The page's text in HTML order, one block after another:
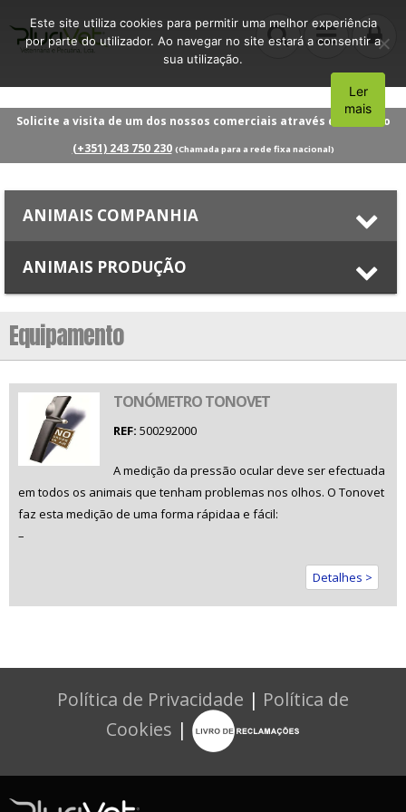
Solicite a visita de um dos nossos comerciais através do número
(+351) 243 750 230 (Chamada para a rede fixa nacional)
ANIMAIS COMPANHIA
ANIMAIS PRODUÇÃO
Equipamento
TONÓMETRO TONOVET
REF: 500292000
A medição da pressão ocular deve ser efectuada
em todos os animais que tenham problemas nos olhos. O Tonovet
faz esta medição de uma forma rápidaa e fácil:
–
Detalhes >
Política de Privacidade | Política de
Cookies |
Este site utiliza cookies para permitir uma melhor experiência
por parte do utilizador. Ao navegar no site estará a consentir a
sua utilização.
Aceito
Ler
mais